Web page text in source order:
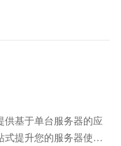
基于单台服务器的应
式提升您的服务器使用